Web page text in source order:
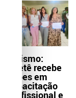
Turismo:
Itaetê recebe
ações em
capacitação
profissional e